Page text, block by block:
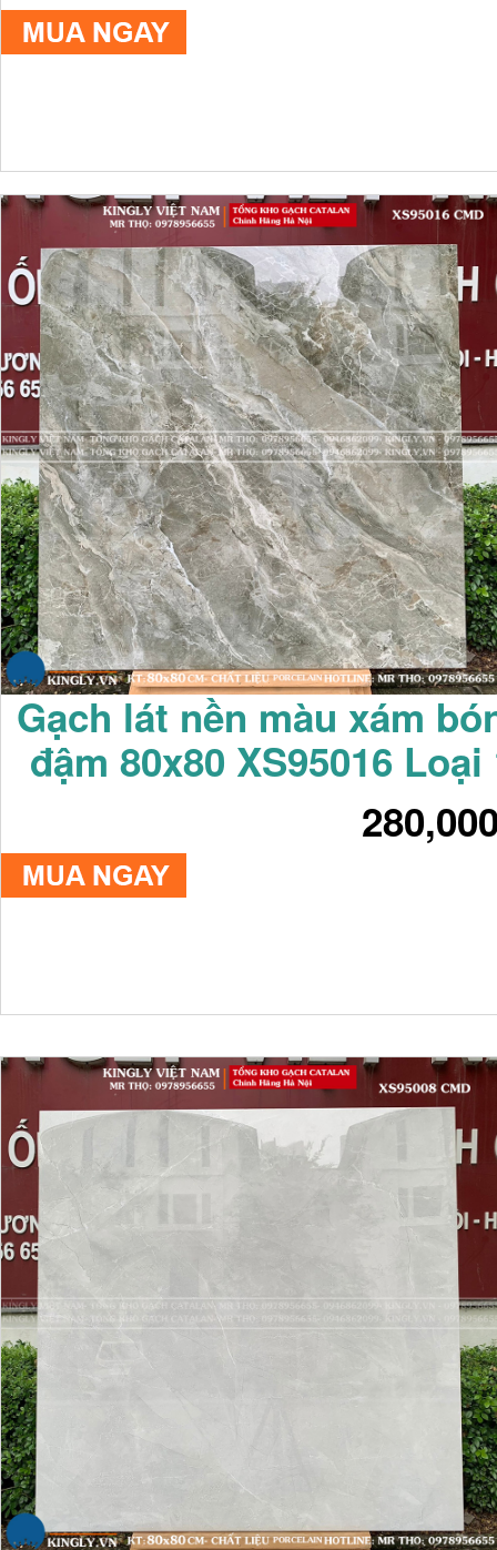
Gạch lát nền màu xám
đậm 80x80 XS95016 Loại